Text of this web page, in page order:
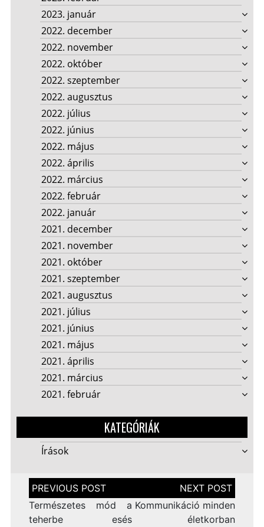
2023. január
2022. december
2022. november
2022. október
2022. szeptember
2022. augusztus
2022. július
2022. június
2022. május
2022. április
2022. március
2022. február
2022. január
2021. december
2021. november
2021. október
2021. szeptember
2021. augusztus
2021. július
2021. június
2021. május
2021. április
2021. március
2021. február
KATEGÓRIÁK
Írások
Bejegyzés
navigáció
Természetes mód a
teherbe esés
Kommunikáció minden
életkorban